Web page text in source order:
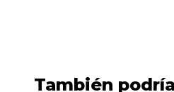
También